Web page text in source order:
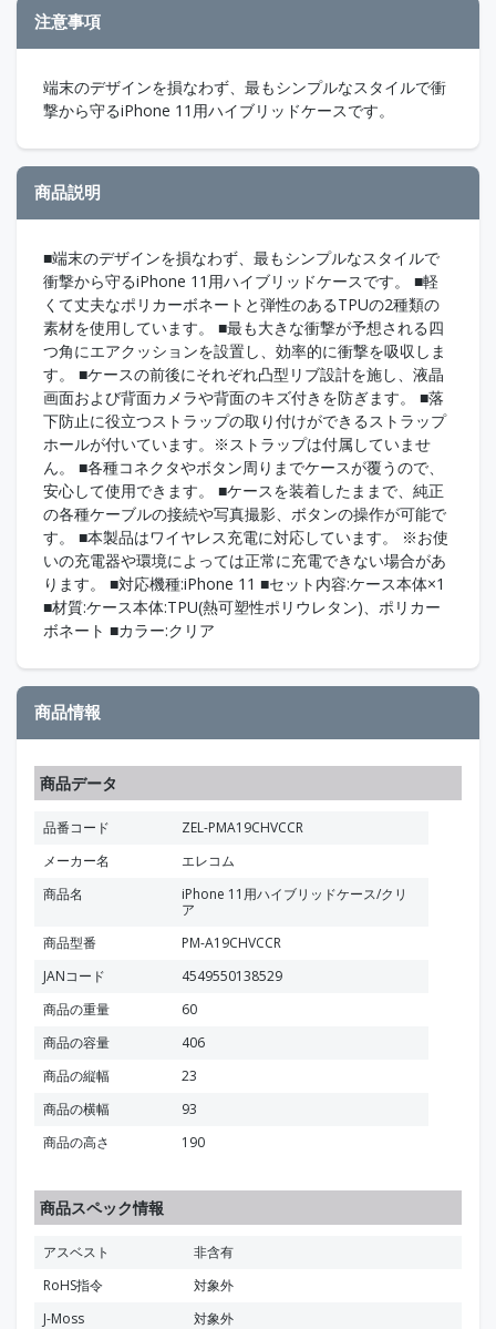
注意事項
端末のデザインを損なわず、最もシンプルなスタイルで衝
撃から守るiPhone 11用ハイブリッドケースです。
商品説明
■端末のデザインを損なわず、最もシンプルなスタイルで
衝撃から守るiPhone 11用ハイブリッドケースです。 ■軽
くて丈夫なポリカーボネートと弾性のあるTPUの2種類の
素材を使用しています。 ■最も大きな衝撃が予想される四
つ角にエアクッションを設置し、効率的に衝撃を吸収しま
す。 ■ケースの前後にそれぞれ凸型リブ設計を施し、液晶
画面および背面カメラや背面のキズ付きを防ぎます。 ■落
下防止に役立つストラップの取り付けができるストラップ
ホールが付いています。※ストラップは付属していませ
ん。 ■各種コネクタやボタン周りまでケースが覆うので、
安心して使用できます。 ■ケースを装着したままで、純正
の各種ケーブルの接続や写真撮影、ボタンの操作が可能で
す。 ■本製品はワイヤレス充電に対応しています。 ※お使
いの充電器や環境によっては正常に充電できない場合があ
ります。 ■対応機種:iPhone 11 ■セット内容:ケース本体×1
■材質:ケース本体:TPU(熱可塑性ポリウレタン)、ポリカー
ボネート ■カラー:クリア
商品情報
商品データ
品番コード
ZEL-PMA19CHVCCR
メーカー名
エレコム
商品名
iPhone 11用ハイブリッドケース/クリ
ア
商品型番
PM-A19CHVCCR
JANコード
4549550138529
商品の重量
60
商品の容量
406
商品の縦幅
23
商品の横幅
93
商品の高さ
190
商品スペック情報
アスベスト
非含有
RoHS指令
対象外
J-Moss
対象外